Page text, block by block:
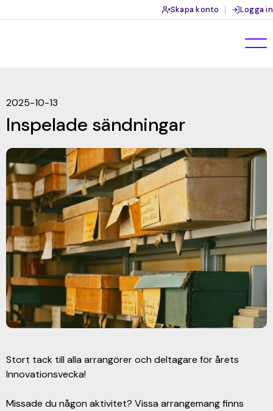
Skapa konto Logga in
2025-10-13
Inspelade sändningar
Stort tack till alla arrangörer och deltagare för årets
Innovationsvecka!
Missade du någon aktivitet? Vissa arrangemang finns